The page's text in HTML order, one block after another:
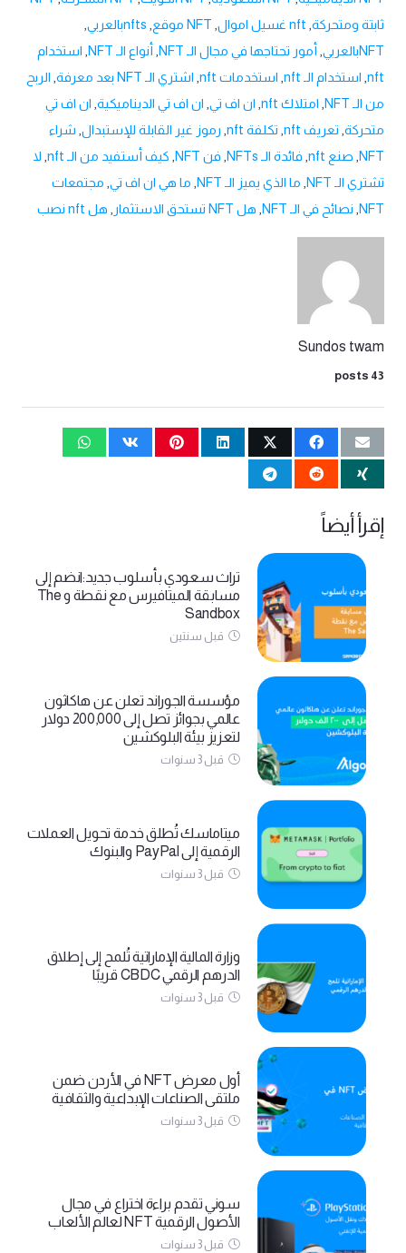
ثابتة ومتحركة, nft غسيل اموال , NFT موقع , nftsبالعربي
,
NFTبالعربي
, أمور تحتاجها في مجال الـ NFT , أنواع الـ NFT , استخدام
nft
, استخدام الـ nft , استخدمات nft , اشتري الـ NFT بعد معرفة , الربح
من الـ NFT
, امتلاك nft , ان اف تي, ان اف تي الديناميكية, ان اف تي
متحركة, تعريف nft , تكلفة nft , رموز غير القابلة للإستبدال, شراء
NFT
, صنع nft , فائدة الـ NFTs , فن NFT , كيف أستفيد من الـ nft , لا
تشتري الـ NFT
, ما الذي يميز الـ NFT , ما هي ان اف تي, مجتمعات
NFT
, نصائح في الـ NFT , هل NFT تستحق الاستثمار , هل nft نصب
Sundos twam
43 posts
إقرأ أيضاً
تراث سعودي بأسلوب جديد:انضم إلى
مسابقة الميتافيرس مع نقطة و The
Sandbox
قبل سنتين
مؤسسة الجوراند تعلن عن هاكاثون
عالمي بجوائز تصل إلى 200,000 دولار
لتعزيز بيئة البلوكشين
قبل 3 سنوات
ميتاماسك تُطلق خدمة تحويل العملات
الرقمية إلى PayPal والبنوك
قبل 3 سنوات
وزارة المالية الإماراتية تُلمح إلى إطلاق
الدرهم الرقمي CBDC قريبًا
قبل 3 سنوات
أول معرض NFT في الأردن ضمن
ملتقى الصناعات الإبداعية والثقافية
قبل 3 سنوات
سوني تقدم براءة اختراع في مجال
الأصول الرقمية NFT لعالم الألعاب
قبل 3 سنوات